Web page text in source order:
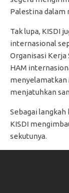
Palestina dalam
Tak lupa, KISDI
internasional
Organisasi Kerja
HAM
menyelamatkan
menjatuhkan
Sebagai
KISDI
sekutunya.